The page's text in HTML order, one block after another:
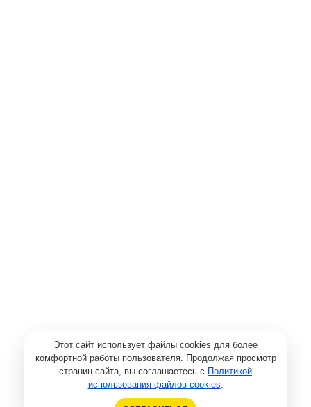
Этот сайт использует файлы cookies для более
комфортной работы пользователя. Продолжая просмотр
страниц сайта, вы соглашаетесь с Политикой
использования файлов cookies.